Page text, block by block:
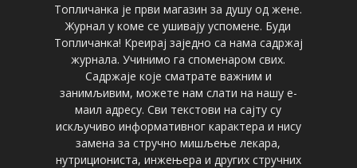
Топличанка је први магазин за душу од жене.
Журнал у коме се ушивају успомене. Буди
Топличанка! Креирај заједно са нама садржај
журнала. Учинимо га споменаром свих.
Садржаје које сматрате важним и
занимљивим, можете нам слати на нашу е-
маил адресу. Сви текстови на сајту су
искључиво информативног карактера и нису
замена за стручно мишљење лекара,
нутрициониста, инжењера и других стручних